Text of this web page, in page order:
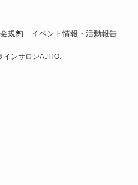
規約 イベント情報・活動報告
インサロンAJITO.